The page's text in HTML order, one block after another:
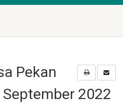
Pekan
September 2022